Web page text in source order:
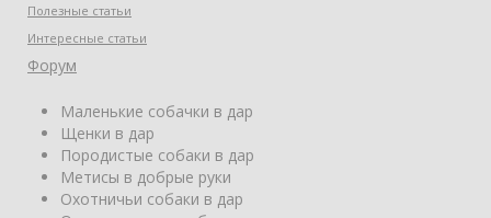
Полезные статьи
Интересные статьи
Форум
Маленькие собачки в дар
Щенки в дар
Породистые собаки в дар
Метисы в добрые руки
Охотничьи собаки в дар